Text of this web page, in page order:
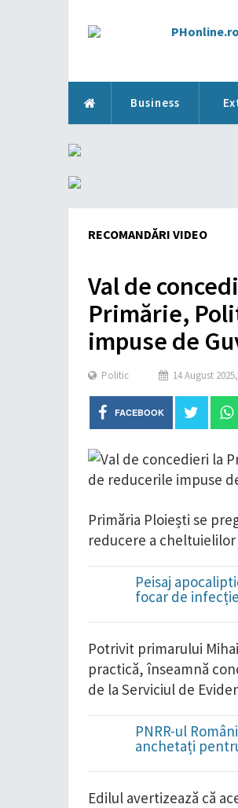
Business
RECOMANDĂRI VIDEO
Val de
Primărie,
impuse de
Politic 14 August
FACEBOOK
Primăria Ploiești se
reducere a
Peisaj
focar de
Potrivit primarului
practică, înseamnă
de la Serviciul de
PNRR-ul
anchetați
Edilul avertizează că